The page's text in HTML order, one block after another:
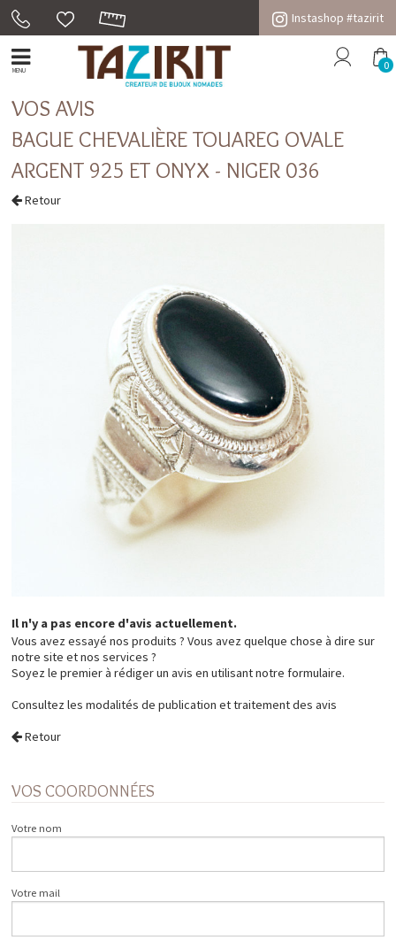
Instashop #tazirit
MENU 0
VOS AVIS
BAGUE CHEVALIÈRE TOUAREG OVALE
ARGENT 925 ET ONYX - NIGER 036
Retour
Il n'y a pas encore d'avis actuellement.
Vous avez essayé nos produits ? Vous avez quelque chose à dire sur
notre site et nos services ?
Soyez le premier à rédiger un avis en utilisant notre formulaire.
Consultez lesmodalités de publication et traitement des avis
Retour
VOS COORDONNÉES
Votre nom
Votre mail